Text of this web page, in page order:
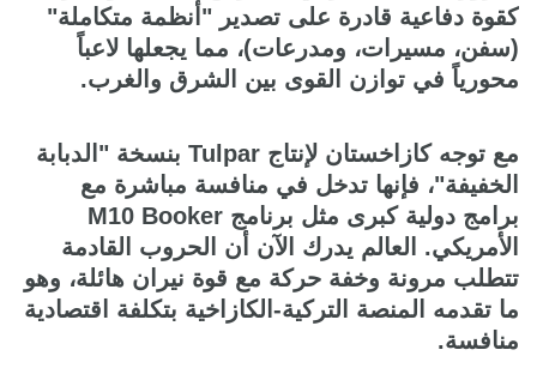
كقوة دفاعية قادرة على تصدير "أنظمة متكاملة"
(سفن، مسيرات، ومدرعات)، مما يجعلها لاعباً
محورياً في توازن القوى بين الشرق والغرب.
مع توجه كازاخستان لإنتاج Tulpar بنسخة "الدبابة
الخفيفة"، فإنها تدخل في منافسة مباشرة مع
برامج دولية كبرى مثل برنامج M10 Booker
الأمريكي. العالم يدرك الآن أن الحروب القادمة
تتطلب مرونة وخفة حركة مع قوة نيران هائلة، وهو
ما تقدمه المنصة التركية-الكازاخية بتكلفة اقتصادية
منافسة.